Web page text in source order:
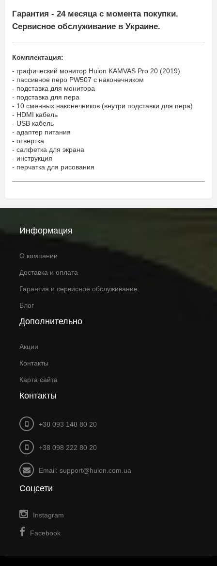
Гарантия - 24 месяца с момента покупки.
Сервисное обслуживание в Украине.
Комплектация:
- графический монитор Huion KAMVAS Pro 20 (2019)
- пассивное перо PW507 с наконечником
- подставка для монитора
- подставка для пера
- 10 сменных наконечников (внутри подставки для пера)
- HDMI кабель
- USB кабель
- адаптер питания
- отвертка
- салфетка для экрана
- инструкция
- перчатка для рисования
Информация
О компании
Доставка и оплата
Гарантия и сервисное обслуживание
Блог
Дополнительно
Акции
Контакты
Карта сайта
Контакты
+38 093 148 80 20
+38 098 222 80 20
Email: support@huion.com.ua
Соцсети
Instagram
Facebook